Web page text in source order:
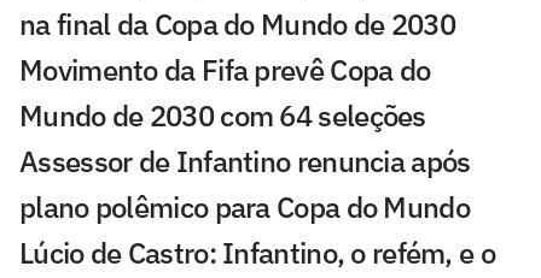
na final da Copa do Mundo de 2030
Movimento da Fifa prevê Copa do
Mundo de 2030 com 64 seleções
Assessor de Infantino renuncia após
plano polêmico para Copa do Mundo
Lúcio de Castro: Infantino, o refém, e o